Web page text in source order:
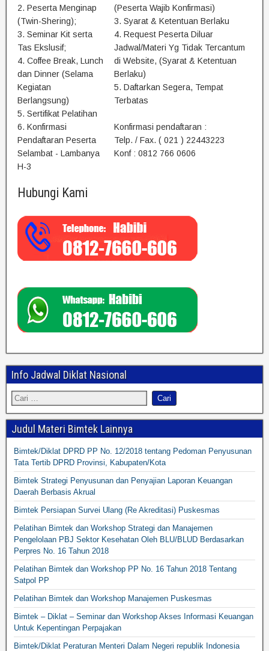
2. Peserta Menginap
(Twin-Shering);
3. Seminar Kit serta
Tas Ekslusif;
4. Coffee Break, Lunch
dan Dinner (Selama
Kegiatan
Berlangsung)
5. Sertifikat Pelatihan
6. Konfirmasi
Pendaftaran Peserta
Selambat - Lambanya
H-3
(Peserta Wajib Konfirmasi)
3. Syarat & Ketentuan Berlaku
4. Request Peserta Diluar
Jadwal/Materi Yg Tidak Tercantum
di Website, (Syarat & Ketentuan
Berlaku)
5. Daftarkan Segera, Tempat
Terbatas
Konfirmasi pendaftaran :
Telp. / Fax. ( 021 ) 22443223
Konf : 0812 766 0606
Hubungi Kami
Info Jadwal Diklat Nasional
Judul Materi Bimtek Lainnya
Bimtek/Diklat DPRD PP No. 12/2018 tentang Pedoman Penyusunan
Tata Tertib DPRD Provinsi, Kabupaten/Kota
Bimtek Strategi Penyusunan dan Penyajian Laporan Keuangan
Daerah Berbasis Akrual
Bimtek Persiapan Survei Ulang (Re Akreditasi) Puskesmas
Pelatihan Bimtek dan Workshop Strategi dan Manajemen
Pengelolaan PBJ Sektor Kesehatan Oleh BLU/BLUD Berdasarkan
Perpres No. 16 Tahun 2018
Pelatihan Bimtek dan Workshop PP No. 16 Tahun 2018 Tentang
Satpol PP
Pelatihan Bimtek dan Workshop Manajemen Puskesmas
Bimtek – Diklat – Seminar dan Workshop Akses Informasi Keuangan
Untuk Kepentingan Perpajakan
Bimtek/Diklat Peraturan Menteri Dalam Negeri republik Indonesia